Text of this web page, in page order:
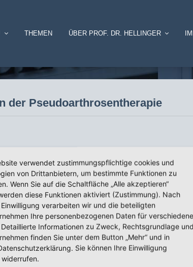
THEMEN ÜBER PROF. DR. HELLINGER
der Pseudoarthrosentherapie
verwendet zustimmungspflichtige cookies und
von Drittanbietern, um bestimmte Funktionen zu
Wenn Sie auf die Schaltfläche „Alle akzeptieren“
diese Funktionen aktiviert (Zustimmung). Nach
verarbeiten wir und die beteiligten
Ihre personenbezogenen Daten für verschiedene
Informationen zu Zweck, Rechtsgrundlage und
finden Sie unter dem Button „Mehr“ und in
Sie können Ihre Einwilligung